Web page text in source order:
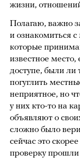
жизни,
Полагаю, важно
и ознакомиться
которые
известное
доступе, были
погуглить
неприятное, но
у них кто-то на
объявляют о
сложно было
сейчас это
проверку